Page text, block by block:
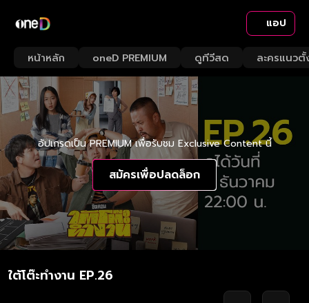
แอป
หน้าหลัก oneD PREMIUM ดูทีวีสด ละครแนวตั้
อัปเกรดเป็น PREMIUM เพื่อรับชม Exclusive Content นี้
สมัครเพื่อปลดล็อก
ใต้โต๊ะทำงาน EP.26